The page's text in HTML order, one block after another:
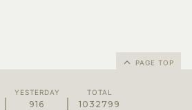
PAGE TOP
YESTERDAY
916
TOTAL
1032799